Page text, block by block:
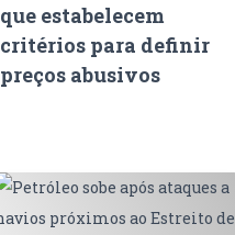
que estabelecem
critérios para definir
preços abusivos